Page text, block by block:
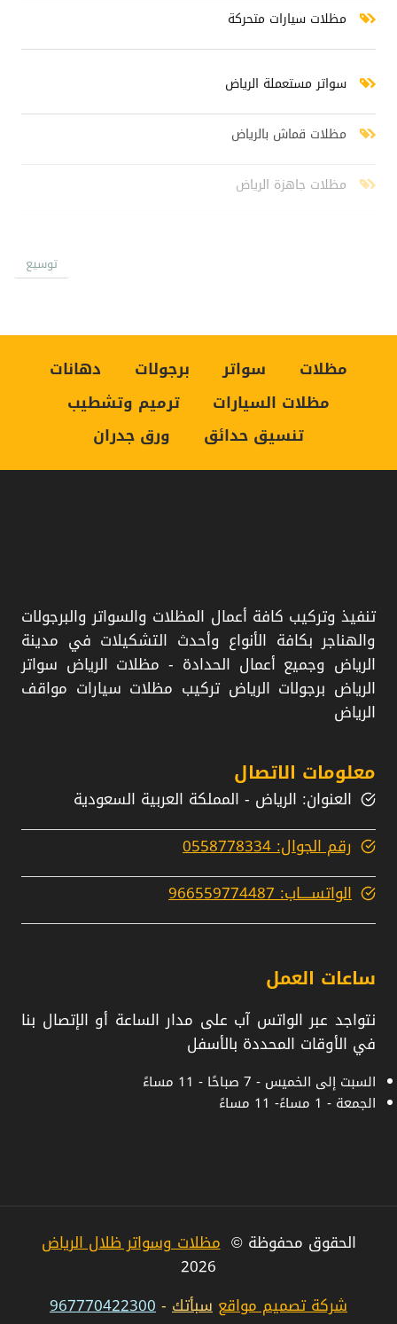
مظلات سيارات متحركة
سواتر مستعملة الرياض
مظلات قماش بالرياض
مظلات جاهزة الرياض
اسعار السواتر جديد
سواتر بلاستيك
مظلات سيارات
حداد مظلات
محل مظلات
توسيع
مظلات سواتر برجولات
دهانات
مظلات السيارات
ترميم وتشطيب
تنسيق حدائق
ورق جدران
تنفيذ وتركيب كافة أعمال المظلات والسواتر والبرجولات
والهناجر بكافة الأنواع وأحدث التشكيلات في مدينة
الرياض وجميع أعمال الحدادة - مظلات الرياض سواتر
الرياض برجولات الرياض تركيب مظلات سيارات مواقف
الرياض
معلومات الاتصال
العنوان: الرياض - المملكة العربية السعودية
رقم الجوال: 0558778334
الواتســــاب: 966559774487
ساعات العمل
نتواجد عبر الواتس آب على مدار الساعة أو الإتصال بنا
في الأوقات المحددة بالأسفل
السبت إلى الخميس - 7 صباحًا - 11 مساءً
الجمعة - 1 مساءً- 11 مساءً
الحقوق محفوظة ©مظلات وسواتر ظلال الرياض
2026
شركة تصميم مواقع سبأتك -
967770422300